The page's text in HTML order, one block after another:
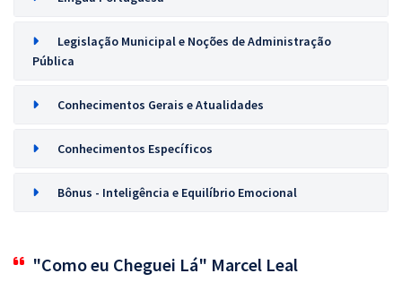
Legislação Municipal e Noções de Administração
Pública
Conhecimentos Gerais e Atualidades
Conhecimentos Específicos
Bônus - Inteligência e Equilíbrio Emocional
"Como eu Cheguei Lá" Marcel Leal